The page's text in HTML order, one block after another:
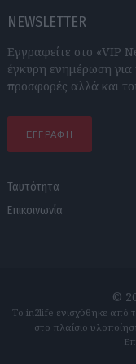
NEWSLETTER
Εγγραφείτε στο «VIP
έγκυρη ενημέρωση για
προσφορές αλλά και
ΕΓΓΡΑΦΗ
Ταυτότητα
Επικοινωνία
©
Το in2life ενισχύθηκε από
στο πλαίσιο